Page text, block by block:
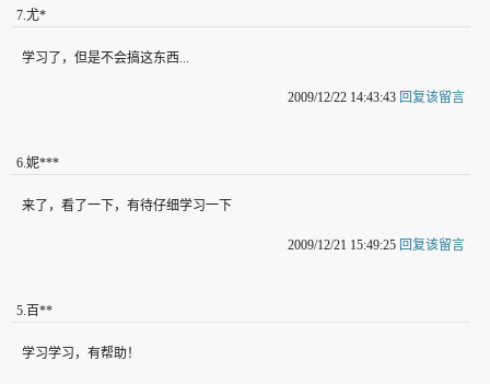
7.尤*
学习了，但是不会搞这东西...
2009/12/22 14:43:43 回复该留言
6.妮***
来了，看了一下，有待仔细学习一下
2009/12/21 15:49:25 回复该留言
5. 百**
学习学习，有帮助！